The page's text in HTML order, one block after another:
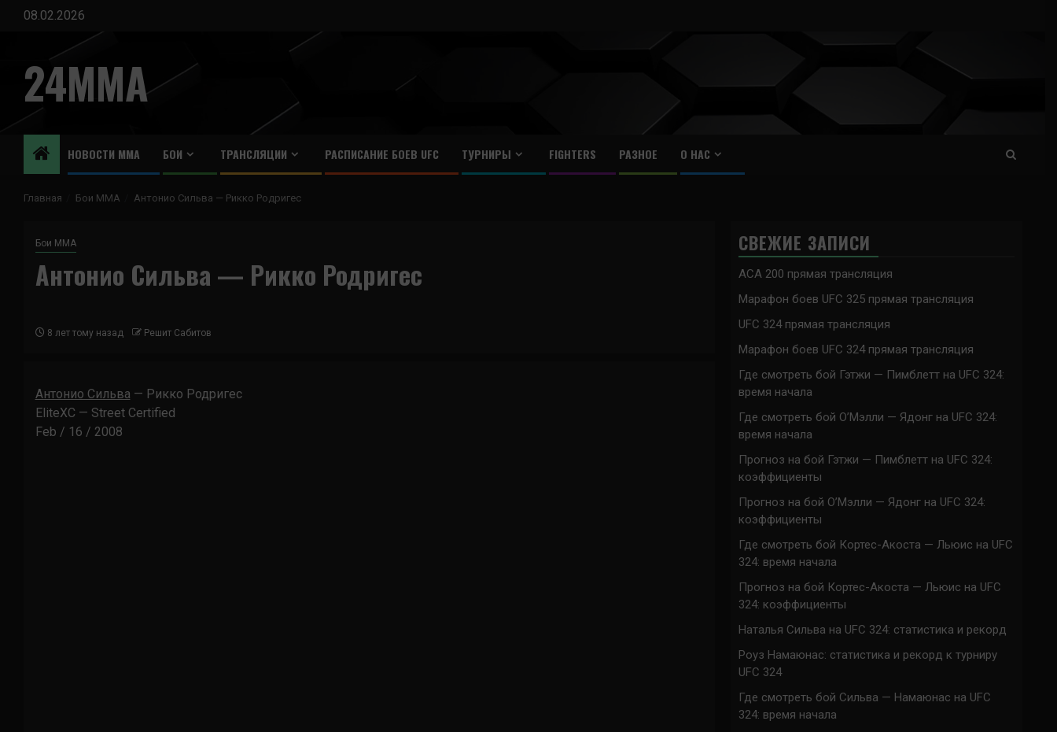
Перейти
содержимому
08.02.2026
24MMA
НОВОСТИ ММА БОИ ТРАНСЛЯЦИИ РАСПИСАНИЕ БОЕВ UFC ТУРНИРЫ FIGHTERS РАЗНОЕ О НАС
Главная Бои ММА Антонио Сильва — Рикко Родригес
Бои ММА
Антонио Сильва — Рикко Родригес
8 лет тому назад Решит Сабитов
Антонио Сильва — Рикко Родригес
EliteXC — Street Certified
Feb / 16 / 2008
СВЕЖИЕ ЗАПИСИ
ACA 200 прямая трансляция
Марафон боев UFC 325 прямая трансляция
UFC 324 прямая трансляция
Марафон боев UFC 324 прямая трансляция
Где смотреть бой Гэтжи — Пимблетт на UFC 324:
время начала
Где смотреть бой О’Мэлли — Ядонг на UFC 324:
время начала
Прогноз на бой Гэтжи — Пимблетт на UFC 324:
коэффициенты
Прогноз на бой О’Мэлли — Ядонг на UFC 324:
коэффициенты
Где смотреть бой Кортес-Акоста — Льюис на UFC
324: время начала
Прогноз на бой Кортес-Акоста — Льюис на UFC
324: коэффициенты
Наталья Сильва на UFC 324: статистика и рекорд
Роуз Намаюнас: статистика и рекорд к турниру
UFC 324
Где смотреть бой Сильва — Намаюнас на UFC
324: время начала